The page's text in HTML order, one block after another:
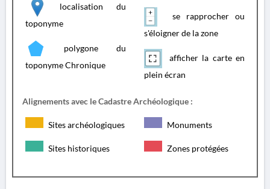
localisation du
toponyme
polygone du
toponyme Chronique
se rapprocher ou
s'éloigner de la zone
afficher la carte en
plein écran
Alignements avec le Cadastre Archéologique :
Sites archéologiques Monuments
Sites historiques Zones protégées